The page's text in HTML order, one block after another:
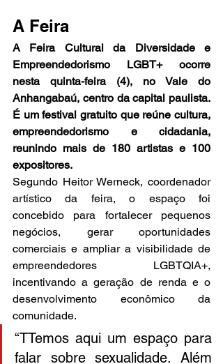
A Feira
A Feira Cultural da Diversidade e
Empreendedorismo LGBT+ ocorre
nesta quinta-feira (4), no Vale do
Anhangabaú, centro da capital paulista.
É um festival gratuito que reúne cultura,
empreendedorismo e cidadania,
reunindo mais de 180 artistas e 100
expositores.
Segundo Heitor Werneck, coordenador
artístico da feira, o espaço foi
concebido para fortalecer pequenos
negócios, gerar oportunidades
comerciais e ampliar a visibilidade de
empreendedores LGBTQIA+,
incentivando a geração de renda e o
desenvolvimento econômico da
comunidade.
“TTemos aqui um espaço para
falar sobre sexualidade. Além